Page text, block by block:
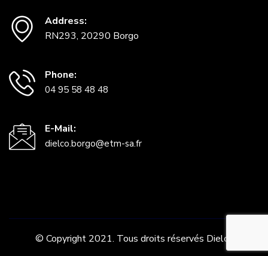
Address:
RN293, 20290 Borgo
Phone:
04 95 58 48 48
E-Mail:
dielco.borgo@etm-sa.fr
© Copyright 2021. Tous droits réservés Dielco